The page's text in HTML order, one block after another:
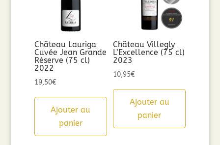
Château Lauriga
Cuvée Jean Grande
Réserve (75 cl)
2022
19,50€
Ajouter au
panier
Château Villegly
L’Excellence (75 cl)
2023
10,95€
Ajouter au
panier